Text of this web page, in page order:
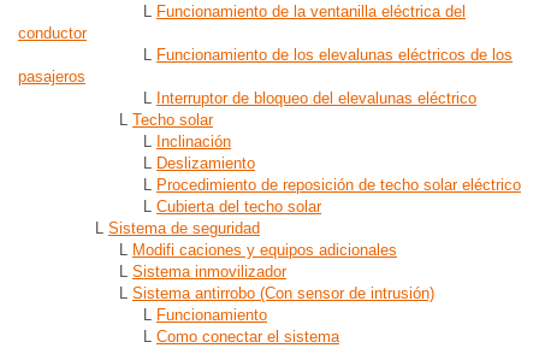
L Funcionamiento de la ventanilla eléctrica del
conductor
L Funcionamiento de los elevalunas eléctricos de los
pasajeros
L Interruptor de bloqueo del elevalunas eléctrico
L Techo solar
L Inclinación
L Deslizamiento
L Procedimiento de reposición de techo solar eléctrico
L Cubierta del techo solar
L Sistema de seguridad
L Modifi caciones y equipos adicionales
L Sistema inmovilizador
L Sistema antirrobo (Con sensor de intrusión)
L Funcionamiento
L Como conectar el sistema